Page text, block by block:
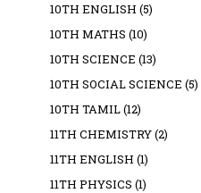
10TH ENGLISH (5)
10TH MATHS (10)
10TH SCIENCE (13)
10TH SOCIAL SCIENCE (5)
10TH TAMIL(12)
11TH CHEMISTRY(2)
11TH ENGLISH (1)
11TH PHYSICS (1)